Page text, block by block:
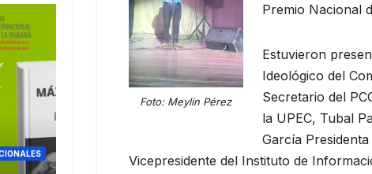
Foto: Meylin Pérez
Premio Nacional
Estuvieron
Ideológico del
Secretario del
la UPEC, Tubal
García
Vicepresidente del Instituto de